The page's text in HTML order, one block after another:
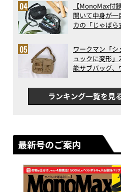
アの実力
【MonoMax付
開いて中身が一
カの「じゃばら
った！
ワークマン「
ュックに変形
能サブバッグ、
録…ほか【休日
記事ランキング
（2026年6月版
ランキング一覧を見
最新号のご案内